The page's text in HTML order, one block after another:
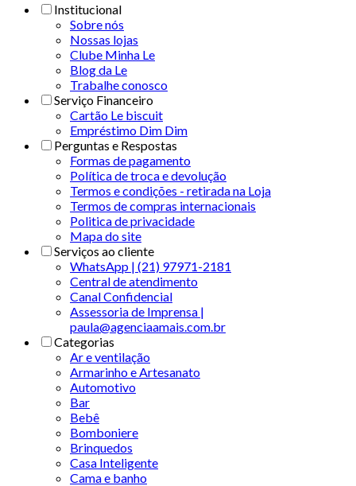
Institucional
Sobre nós
Nossas lojas
Clube Minha Le
Blog da Le
Trabalhe conosco
Serviço Financeiro
Cartão Le biscuit
Empréstimo Dim Dim
Perguntas e Respostas
Formas de pagamento
Política de troca e devolução
Termos e condições - retirada na Loja
Termos de compras internacionais
Politica de privacidade
Mapa do site
Serviços ao cliente
WhatsApp | (21) 97971-2181
Central de atendimento
Canal Confidencial
Assessoria de Imprensa |
paula@agenciaamais.com.br
Categorias
Ar e ventilação
Armarinho e Artesanato
Automotivo
Bar
Bebê
Bomboniere
Brinquedos
Casa Inteligente
Cama e banho